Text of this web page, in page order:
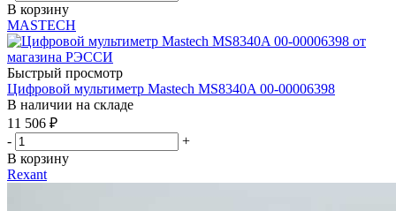
В корзину
MASTECH
Быстрый просмотр
Цифровой мультиметр Mastech MS8340A 00-00006398
В наличии на складе
11 506 ₽
-
+
В корзину
Rexant